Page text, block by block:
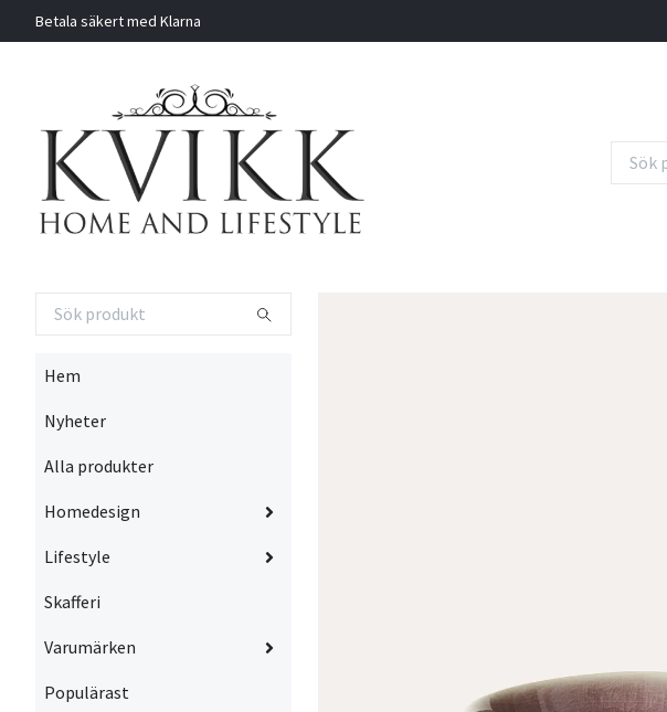
Betala säkert med Klarna
Hem
Nyheter
Alla produkter
Homedesign
Lifestyle
Skafferi
Varumärken
Populärast